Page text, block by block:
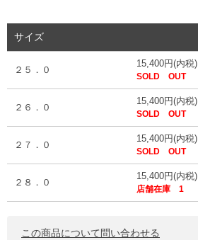
サイズ
２５．０
15,400円(内税)
SOLD OUT
２６．０
15,400円(内税)
SOLD OUT
２７．０
15,400円(内税)
SOLD OUT
２８．０
15,400円(内税)
店舗在庫 1
この商品について問い合わせる